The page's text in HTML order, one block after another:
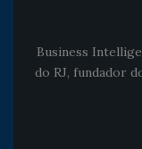
Business
do RJ, fundador